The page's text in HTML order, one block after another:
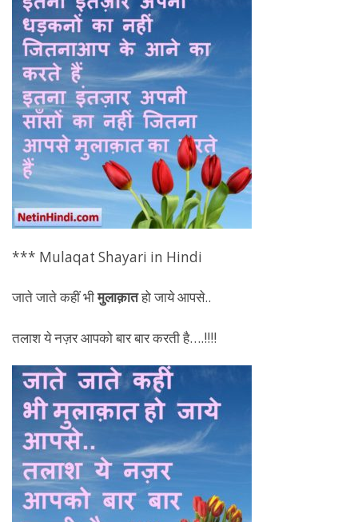
*** Mulaqat Shayari in Hindi
जाते जाते कहीं भीमुलाक़ातहो जाये आपसे..
तलाश ये नज़र आपको बार बार करती है….!!!!